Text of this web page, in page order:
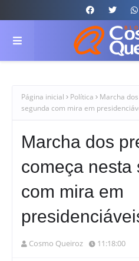
Página inicial Política
Marcha
segunda com mira em
Marcha dos
começa nesta
com mira em
Cosmo Queiroz 11:18:00